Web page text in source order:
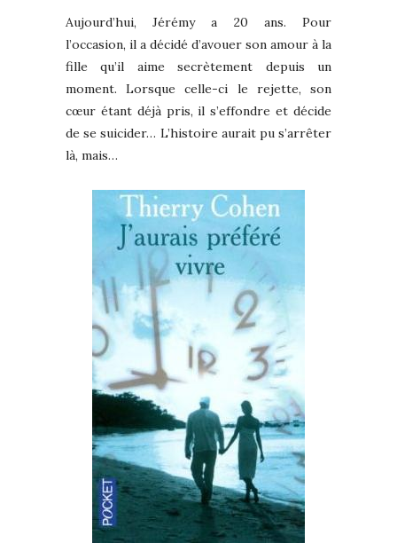
Aujourd’hui, Jérémy a 20 ans. Pour
l’occasion, il a décidé d’avouer son amour à la
fille qu’il aime secrètement depuis un
moment. Lorsque celle-ci le rejette, son
cœur étant déjà pris, il s’effondre et décide
de se suicider… L’histoire aurait pu s’arrêter
là, mais…